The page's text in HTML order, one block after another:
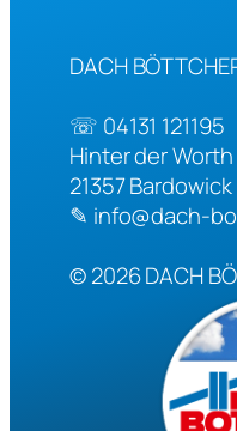
DACH
☏ 04131 121195
Hinter der Worth
21357Bardowick
✎ info@dach-
© 2026DACH